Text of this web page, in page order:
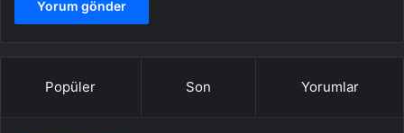
Popüler Son Yorumlar